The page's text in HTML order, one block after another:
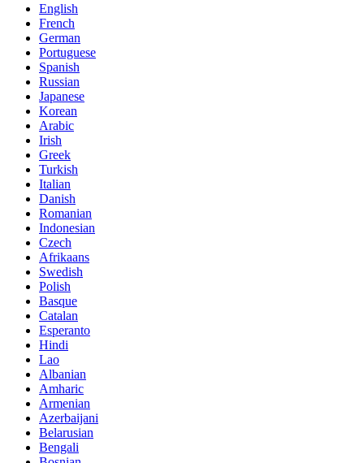
English
French
German
Portuguese
Spanish
Russian
Japanese
Korean
Arabic
Irish
Greek
Turkish
Italian
Danish
Romanian
Indonesian
Czech
Afrikaans
Swedish
Polish
Basque
Catalan
Esperanto
Hindi
Lao
Albanian
Amharic
Armenian
Azerbaijani
Belarusian
Bengali